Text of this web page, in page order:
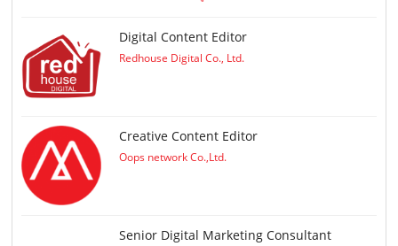
Digital Content Editor
Redhouse Digital Co., Ltd.
Creative Content Editor
Oops network Co.,Ltd.
Senior Digital Marketing Consultant